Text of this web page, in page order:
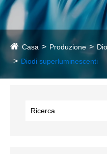
Casa Produzione
Diodi superluminescenti